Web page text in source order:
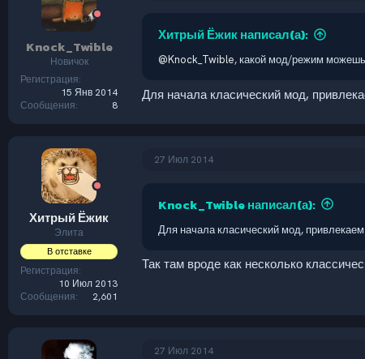
Knock_Twible
Новичок
Регистрация
15 Янв 2014
Сообщения
8
Хитрый Ёжик написал(а):
@Knock_Twible, какой мод/режим
Для начала класический мод,
Хитрый Ёжик
Элита
В отставке
Регистрация
10 Июл 2013
Сообщения
2,601
27 Июл 2014
Knock_Twible написал(а):
Для начала класический мод,
Так там вроде как несколько
27 Июл 2014